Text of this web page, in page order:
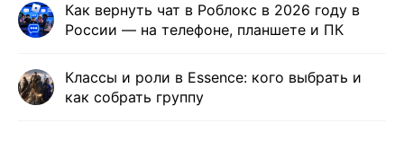
Как вернуть чат в Роблокс в 2026 году в
России — на телефоне, планшете и ПК
Классы и роли в Essence: кого выбрать и
как собрать группу